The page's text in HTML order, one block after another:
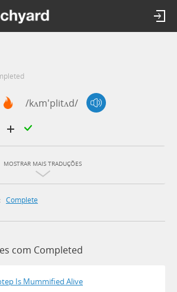
/kʌm'plitʌd/
MOSTRAR MAIS TRADUÇÕES
Complete
com Completed
Is Mummified Alive